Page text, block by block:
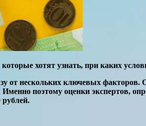
хотят узнать, при каких
от нескольких ключевых
поэтому оценки экспертов,
рублей.